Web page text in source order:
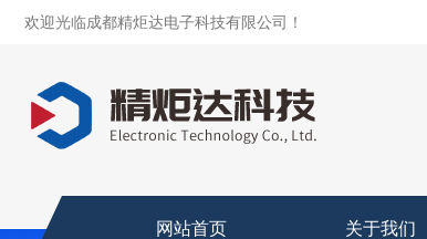
欢迎光临成都精炬达电子科技有限公司！
网站首页 关于我们